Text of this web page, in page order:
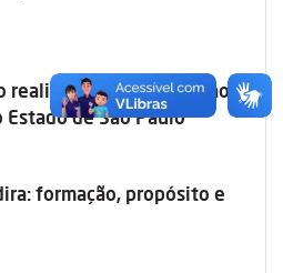
realizam visita técnica ao
de São Paulo
formação, propósito e